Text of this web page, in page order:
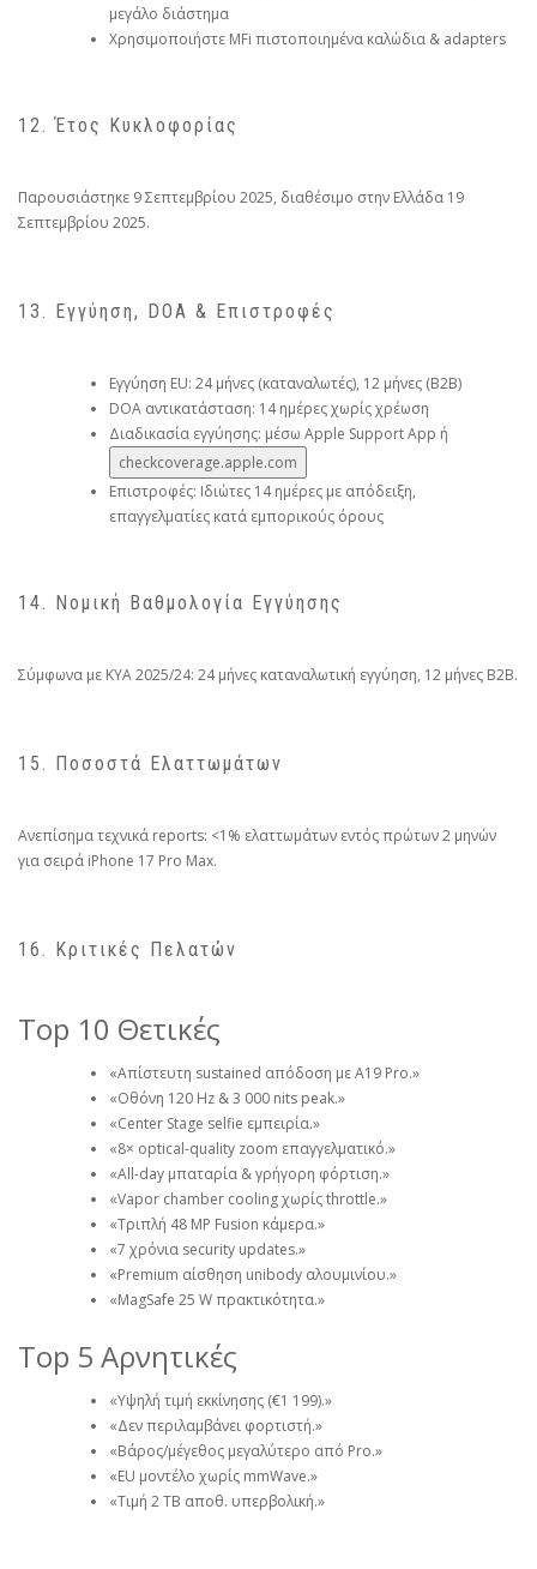
μεγάλο διάστημα
Χρησιμοποιήστε MFi πιστοποιημένα καλώδια & adapters
12. Έτος Κυκλοφορίας
Παρουσιάστηκε 9 Σεπτεμβρίου 2025, διαθέσιμο στην Ελλάδα 19
Σεπτεμβρίου 2025.
13. Εγγύηση, DOA & Επιστροφές
Εγγύηση EU: 24 μήνες (καταναλωτές), 12 μήνες (B2B)
DOA αντικατάσταση: 14 ημέρες χωρίς χρέωση
Διαδικασία εγγύησης: μέσω Apple Support App ή
checkcoverage.apple.com
Επιστροφές: Ιδιώτες 14 ημέρες με απόδειξη,
επαγγελματίες κατά εμπορικούς όρους
14. Νομική Βαθμολογία Εγγύησης
Σύμφωνα με ΚΥΑ 2025/24: 24 μήνες καταναλωτική εγγύηση, 12 μήνες B2B.
15. Ποσοστά Ελαττωμάτων
Ανεπίσημα τεχνικά reports: <1% ελαττωμάτων εντός πρώτων 2 μηνών
για σειρά iPhone 17 Pro Max.
16. Κριτικές Πελατών
Top 10 Θετικές
«Απίστευτη sustained απόδοση με A19 Pro.»
«Οθόνη 120 Hz & 3 000 nits peak.»
«Center Stage selfie εμπειρία.»
«8× optical-quality zoom επαγγελματικό.»
«All-day μπαταρία & γρήγορη φόρτιση.»
«Vapor chamber cooling χωρίς throttle.»
«Τριπλή 48 MP Fusion κάμερα.»
«7 χρόνια security updates.»
«Premium αίσθηση unibody αλουμινίου.»
«MagSafe 25 W πρακτικότητα.»
Top 5 Αρνητικές
«Υψηλή τιμή εκκίνησης (€1 199).»
«Δεν περιλαμβάνει φορτιστή.»
«Βάρος/μέγεθος μεγαλύτερο από Pro.»
«EU μοντέλο χωρίς mmWave.»
«Τιμή 2 TB αποθ. υπερβολική.»